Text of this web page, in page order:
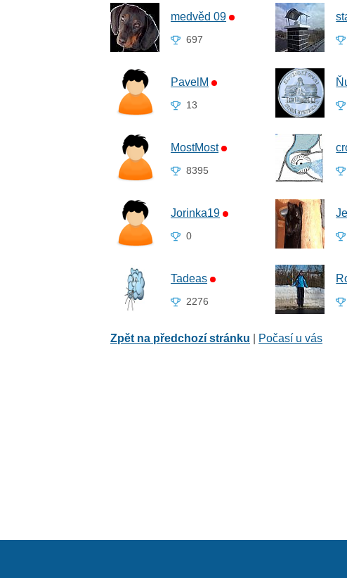
medvěd 09
697
PavelM
13
MostMost
8395
Jorinka19
0
Tadeas
2276
Zpět na předchozí stránku Počasí u vás